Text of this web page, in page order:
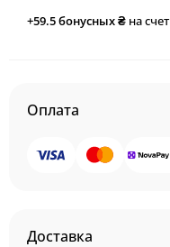
+59.5бонусных ₴ на
Оплата
Доставка